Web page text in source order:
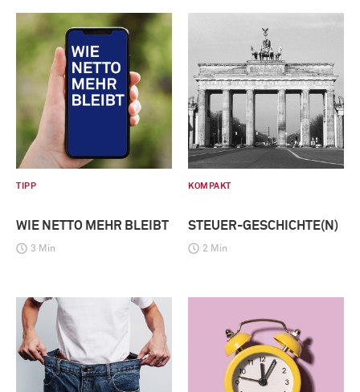
TIPP
WIE NETTO MEHR BLEIBT
3 Min
KOMPAKT
STEUER-GESCHICHTE(N)
2 Min